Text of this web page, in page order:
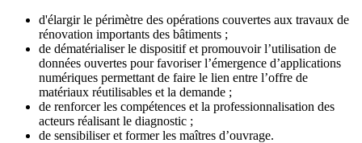
d'élargir le périmètre des opérations couvertes aux travaux de
rénovation importants des bâtiments ;
de dématérialiser le dispositif et promouvoir l’utilisation de
données ouvertes pour favoriser l’émergence d’applications
numériques permettant de faire le lien entre l’offre de
matériaux réutilisables et la demande ;
de renforcer les compétences et la professionnalisation des
acteurs réalisant le diagnostic ;
de sensibiliser et former les maîtres d’ouvrage.